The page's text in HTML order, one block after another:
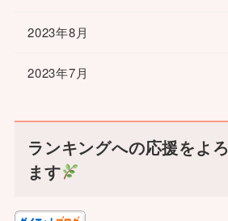
2023年8月
2023年7月
ランキングへの応援をよ
ます